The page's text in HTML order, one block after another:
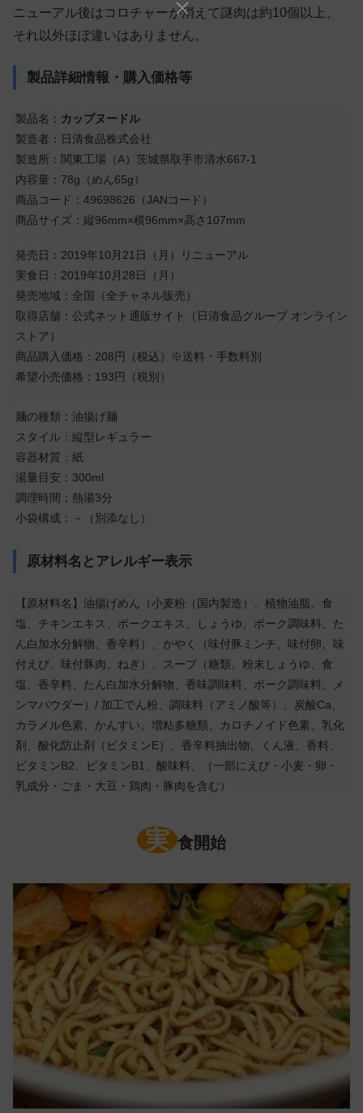
ニューアル後はコロチャーが消えて謎肉は約10個以上、
それ以外ほぼ違いはありません。
製品詳細情報・購入価格等
製品名： カップヌードル
製造者：日清食品株式会社
製造所：関東工場（A）茨城県取手市清水667-1
内容量：78g（めん65g）
商品コード：49698626（JANコード）
商品サイズ：縦96mm×横96mm×高さ107mm
発売日：2019年10月21日（月）リニューアル
実食日：2019年10月28日（月）
発売地域：全国（全チャネル販売）
取得店舗：公式ネット通販サイト（日清食品グループ オンライン
ストア）
商品購入価格：208円（税込）※送料・手数料別
希望小売価格：193円（税別）
麺の種類：油揚げ麺
スタイル：縦型レギュラー
容器材質：紙
湯量目安：300ml
調理時間：熱湯3分
小袋構成：－（別添なし）
原材料名とアレルギー表示
【原材料名】油揚げめん（小麦粉（国内製造）、植物油脂、食
塩、チキンエキス、ポークエキス、しょうゆ、ポーク調味料、た
ん白加水分解物、香辛料）、かやく（味付豚ミンチ、味付卵、味
付えび、味付豚肉、ねぎ）、スープ（糖類、粉末しょうゆ、食
塩、香辛料、たん白加水分解物、香味調味料、ポーク調味料、メ
ンマパウダー）/ 加工でん粉、調味料（アミノ酸等）、炭酸Ca、
カラメル色素、かんすい、増粘多糖類、カロチノイド色素、乳化
剤、酸化防止剤（ビタミンE）、香辛料抽出物、くん液、香料、
ビタミンB2、ビタミンB1、酸味料、（一部にえび・小麦・卵・
乳成分・ごま・大豆・鶏肉・豚肉を含む）
実 食開始